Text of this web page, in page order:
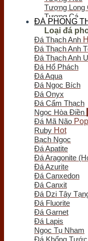
Tượng Long
Tượng Cá
Tượng Bò
Tượng Chim
Tượng Nghê
Tượng
Tượng Tỳ
Tượng Voi
Trầm
Trầm Hương
Tượng Trầm
Vòng Tay
Nụ - Nhang -
Lư Xông
Sản
Chum Phú
Lục Bình Gỗ
Quà Tặng
Tranh Gỗ
Tiểu Cảnh Gỗ
Bình Hoa Gỗ
Khay Trà Gỗ
Đồng Hồ Gỗ
Đĩa Gỗ Trang
Nội Thất Gỗ
Phôi - Lũa Gỗ
ĐÁ PHONG
Loại đá
Đá Thạch Anh
Đá Thạch Anh
Đá Thạch Anh
Đá Hổ Phách
Đá Aqua
Đá Ngọc Bích
Đá Onyx
Đá Cẩm Thạch
Ngọc Hòa Điền
Đá Mã Não
Ruby
Bạch Ngọc
Đá Apatite
Đá Aragonite
Đá Azurite
Đá Canxedon
Đá Canxit
Đá Dzi Tây
Đá Fluorite
Đá Garnet
Đá Lapis
Ngọc Tụ Nham
Đá Khổng